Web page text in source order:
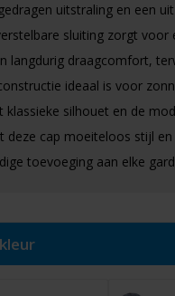
uitstraling en een
sluiting zorgt voor
langdurig draagcomfort,
ideaal is voor
klassieke silhouet en de
deze cap moeiteloos stijl
toevoeging aan elke